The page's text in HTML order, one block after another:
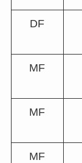
DF
MF
MF
MF